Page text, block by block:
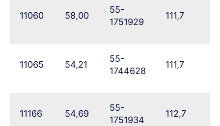
11060 58,00
55-
1751929
111,7
11065 54,21
55-
1744628
111,7
11166 54,69
55-
1751934
112,7